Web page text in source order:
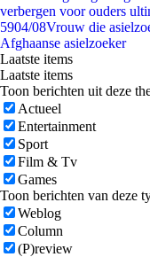
verbergen voor ouders
5904/08Vrouw die
Afghaanse asielzoeker
Laatste items
Laatste items
Toon berichten uit deze
Actueel
Entertainment
Sport
Film & Tv
Games
Toon berichten van deze
Weblog
Column
(P)review